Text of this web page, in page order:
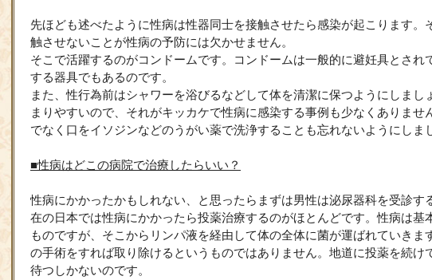
先ほども述べたように性病は性器同士を接触させたら感染が起こります。
触させないことが性病の予防には欠かせません。
そこで活躍するのがコンドームです。コンドームは一般的に避妊具とされ
する器具でもあるのです。
また、性行為前はシャワーを浴びるなどして体を清潔に保つようにしまし
まりやすいので、それがキッカケで性病に感染する事例も少なくありませ
でなく口をイソジンなどのうがい薬で洗浄することも忘れないようにしま
■性病はどこの病院で治療したらいい？
性病にかかったかもしれない、と思ったらまずは男性は泌尿器科を受診す
在の日本では性病にかかったら投薬治療するのがほとんどです。性病は基
ものですが、そこからリンパ液を経由して体の全体に菌が運ばれていきま
の手術をすれば取り除けるというものではありません。地道に投薬を続け
待つしかないのです。